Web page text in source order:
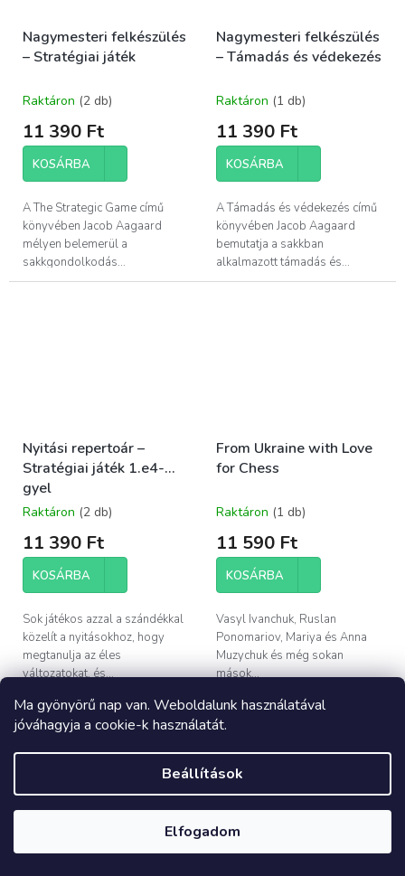
Ma gyönyörű nap van. Weboldalunk használatával
jóváhagyja a cookie-k használatát.
Beállítások
Elfogadom
Nagymesteri felkészülés
– Stratégiai játék
Raktáron (2 db)
11 390 Ft
KOSÁRBA
A The Strategic Game című
könyvében Jacob Aagaard
mélyen belemerül a
sakkgondolkodás...
Nagymesteri felkészülés
– Támadás és védekezés
Raktáron (1 db)
11 390 Ft
KOSÁRBA
A Támadás és védekezés című
könyvében Jacob Aagaard
bemutatja a sakkban
alkalmazott támadás és...
Nyitási repertoár –
Stratégiai játék 1.e4-
gyel
Raktáron (2 db)
11 390 Ft
KOSÁRBA
Sok játékos azzal a szándékkal
közelít a nyitásokhoz, hogy
megtanulja az éles
változatokat, és...
From Ukraine with Love
for Chess
Raktáron (1 db)
11 590 Ft
KOSÁRBA
Vasyl Ivanchuk, Ruslan
Ponomariov, Mariya és Anna
Muzychuk és még sokan
mások...
How to Become a
100 Endgame Patterns